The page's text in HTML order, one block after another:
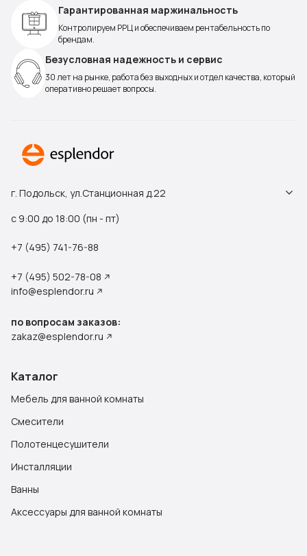
Гарантированная маржинальность
Контролируем РРЦ и обеспечиваем рентабельность по
брендам.
Безусловная надежность и сервис
30 лет на рынке, работа без выходных и отдел качества, который
оперативно решает вопросы.
г. Подольск, ул.Станционная д.22
с 9:00 до 18:00 (пн - пт)
+7 (495) 741-76-88
+7 (495) 502-78-08
info@esplendor.ru
по вопросам заказов:
zakaz@esplendor.ru
Каталог
Мебель для ванной комнаты
Смесители
Полотенцесушители
Инсталляции
Ванны
Аксессуары для ванной комнаты